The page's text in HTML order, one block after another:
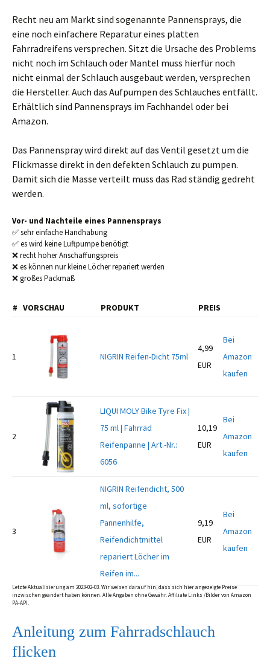
Recht neu am Markt sind sogenannte Pannensprays, die
eine noch einfachere Reparatur eines platten
Fahrradreifens versprechen. Sitzt die Ursache des Problems
nicht noch im Schlauch oder Mantel muss hierfür noch
nicht einmal der Schlauch ausgebaut werden, versprechen
die Hersteller. Auch das Aufpumpen des Schlauches entfällt.
Erhältlich sind Pannensprays im Fachhandel oder bei
Amazon.
Das Pannenspray wird direkt auf das Ventil gesetzt um die
Flickmasse direkt in den defekten Schlauch zu pumpen.
Damit sich die Masse verteilt muss das Rad ständig gedreht
werden.
Vor- und Nachteile eines Pannensprays
✅ sehr einfache Handhabung
✅ es wird keine Luftpumpe benötigt
❌ recht hoher Anschaffungspreis
❌ es können nur kleine Löcher repariert werden
❌ großes Packmaß
# VORSCHAU PRODUKT PREIS
1 NIGRIN Reifen-Dicht 75ml
4,99
EUR
Bei
Amazon
kaufen
2
LIQUI MOLY Bike Tyre Fix |
75 ml | Fahrrad
Reifenpanne | Art.-Nr.:
6056
10,19
EUR
Bei
Amazon
kaufen
3
NIGRIN Reifendicht, 500
ml, sofortige
Pannenhilfe,
Reifendichtmittel
repariert Löcher im
Reifen im...
9,19
EUR
Bei
Amazon
kaufen
Letzte Aktualisierung am 2023-02-03. Wir weisen darauf hin, dass sich hier angezeigte Preise
inzwischen geändert haben können. Alle Angaben ohne Gewähr. Affiliate Links /Bilder von Amazon
PA-API.
Anleitung zum Fahrradschlauch
flicken